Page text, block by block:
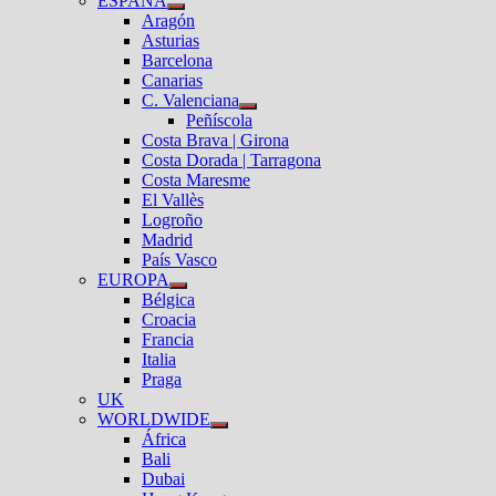
el
submenú
Mostrar
el
submenú
Aragón
Asturias
Barcelona
Canarias
C. Valenciana
Mostrar
el
submenú
Peñíscola
Costa Brava | Girona
Costa Dorada | Tarragona
Costa Maresme
El Vallès
Logroño
Madrid
País Vasco
EUROPA
Mostrar
el
submenú
Bélgica
Croacia
Francia
Italia
Praga
UK
WORLDWIDE
Mostrar
África
Bali
Dubai